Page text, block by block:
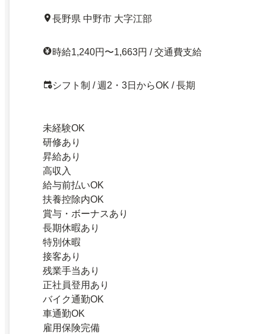
長野県 中野市 大字江部
時給1,240円〜1,663円 / 交通費支給
シフト制 / 週2・3日からOK / 長期
未経験OK
研修あり
昇給あり
高収入
給与前払いOK
扶養控除内OK
賞与・ボーナスあり
長期休暇あり
特別休暇
接客あり
残業手当あり
正社員登用あり
バイク通勤OK
車通勤OK
雇用保険完備